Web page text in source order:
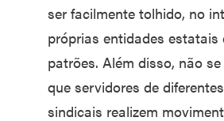
ser facilmente tolhido, no
próprias entidades estatais
patrões. Além disso, não
que servidores de
sindicais realizem